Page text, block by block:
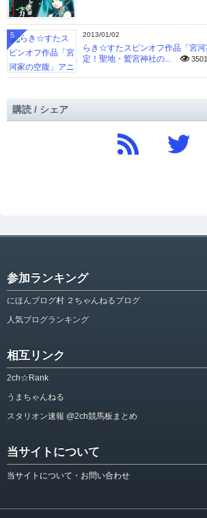
2013/01/02
らき☆すたスピンオフ作品「宮
定！聖地・鷲宮神社の...
5
購読 / シェア
参加ランキング
にほんブログ村 ２ちゃんねるブログ
人気ブログランキング
相互リンク
2ch☆Rank
うまちゃんねる
スタリオン速報 @2ch競馬板まとめ
当サイトについて
当サイトについて・お問い合わせ